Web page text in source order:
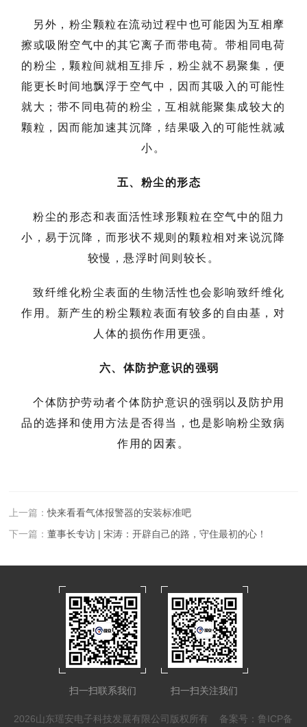
另外，粉尘颗粒在流动过程中也可能因为互相摩
擦或吸附空气中的其它离子而带电荷。带相同电荷
的粉尘，颗粒间就相互排斥，粉尘就不易聚集，便
能更长时间地飘浮于空气中，因而其吸入的可能性
就大；带不同电荷的粉尘，互相就能聚集成较大的
颗粒，因而能加速其沉降，结果吸入的可能性就减
小。
五、粉尘的形态
粉尘的形态和表面活性球形颗粒在空气中的阻力
小，易于沉降，而形状不规则的颗粒相对来说沉降
较慢，悬浮时间则较长。
致纤维化粉尘表面的生物活性也会影响致纤维化
作用。新产生的粉尘颗粒表面有较多的自由基，对
人体的损伤作用更强。
六、体防护意识的强弱
个体防护劳动者个体防护意识的强弱以及防护用
品的选择和使用方法是否得当，也是影响粉尘致病
作用的因素。
上一篇：快来看看气体报警器的安装标准吧
下一篇：董事长专访 | 宋涛：开辟自己的路，守住最初的心！
扫一扫联系我们 扫一扫关注我们
2026山东瑶安电子科技发展有限公司版权所有 备案号：鲁ICP备